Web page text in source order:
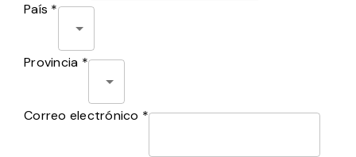
País *
Provincia *
Correo electrónico *